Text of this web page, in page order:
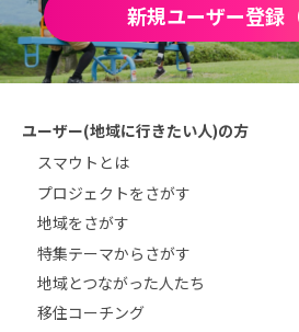
新規ユーザー登録
ユーザー(地域に行きたい人)の方
スマウトとは
プロジェクトをさがす
地域をさがす
特集テーマからさがす
地域とつながった人たち
移住コーチング